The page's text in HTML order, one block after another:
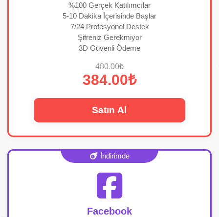
%100 Gerçek Katılımcılar
5-10 Dakika İçerisinde Başlar
7/24 Profesyonel Destek
Şifreniz Gerekmiyor
3D Güvenli Ödeme
480.00₺
384.00₺
Satın Al
İndirimde
Facebook